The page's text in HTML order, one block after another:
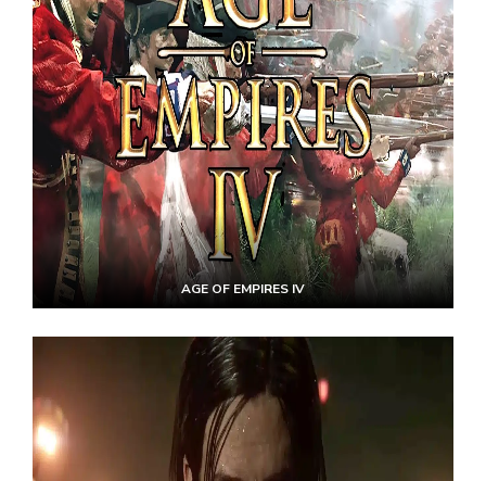
AGE OF EMPIRES IV